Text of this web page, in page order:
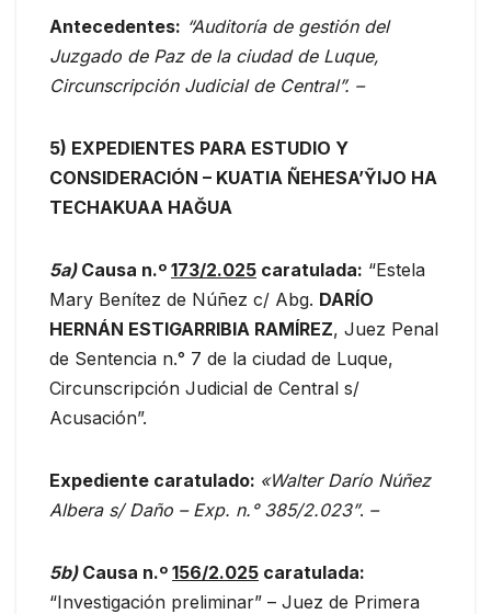
Antecedentes: “Auditoría de gestión del
Juzgado de Paz de la ciudad de Luque,
Circunscripción Judicial de Central”. –
5) EXPEDIENTES PARA ESTUDIO Y
CONSIDERACIÓN – KUATIA ÑEHESA’ỸIJO HA
TECHAKUAA HAĞUA
5a)Causa n.º 173/2.025 caratulada: “Estela
Mary Benítez de Núñez c/ Abg. DARÍO
HERNÁN ESTIGARRIBIA RAMÍREZ, Juez Penal
de Sentencia n.° 7 de la ciudad de Luque,
Circunscripción Judicial de Central s/
Acusación”.
Expediente caratulado: «Walter Darío Núñez
Albera s/ Daño – Exp. n.° 385/2.023”. –
5b)Causa n.º 156/2.025 caratulada:
“Investigación preliminar” – Juez de Primera